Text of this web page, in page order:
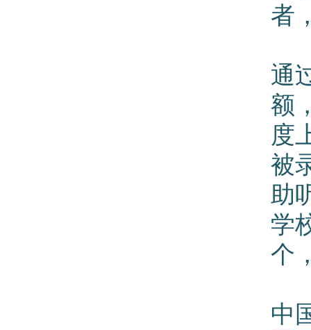
者
通
额
度
被
助
学
个
中